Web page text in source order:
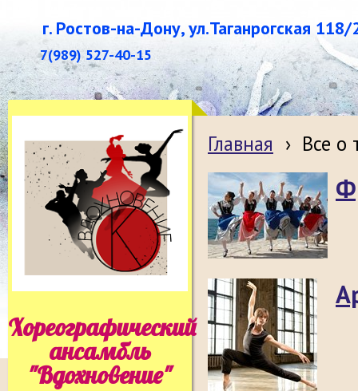
г. Ростов-на-Дону, ул.Таганрогская 118/
7(989) 527-40-15
Хореографический
ансамбль
"Вдохновение"
Главная › Все о